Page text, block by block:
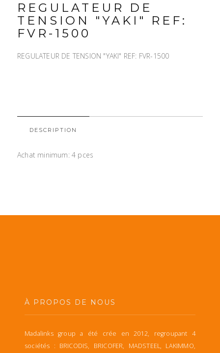
REGULATEUR DE
TENSION "YAKI" REF:
FVR-1500
REGULATEUR DE TENSION "YAKI" REF: FVR-1500
DESCRIPTION
Achat minimum: 4 pces
À PROPOS DE NOUS
Madalinks group a été crée en 2012, regroupant 4
sociétés : BRICODIS, BRICOFER, MADSTEEL, LAKIMMO,